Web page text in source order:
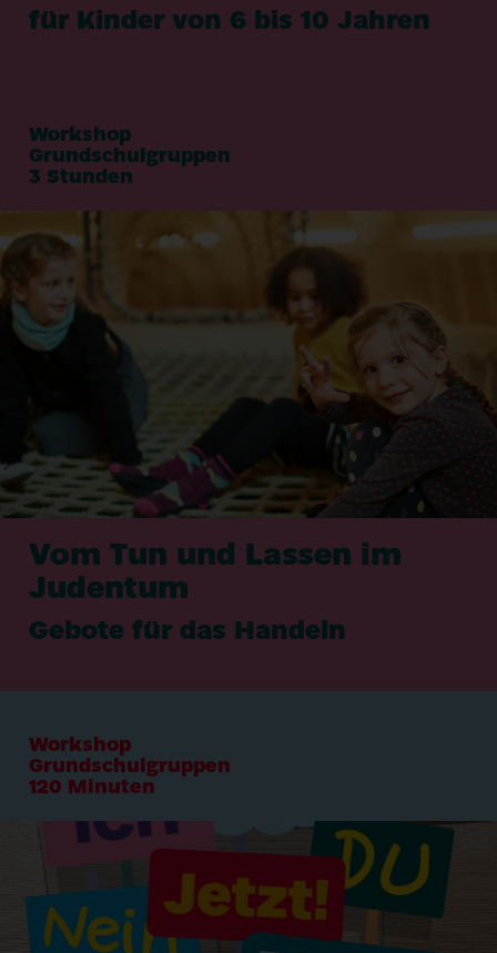
für Kinder von 6 bis10 Jahren
Vom Tun und Lassen im
Judentum
Gebote für das Handeln
Workshop
Grundschulgruppen
3 Stunden
Workshop
Grundschulgruppen
120 Minuten